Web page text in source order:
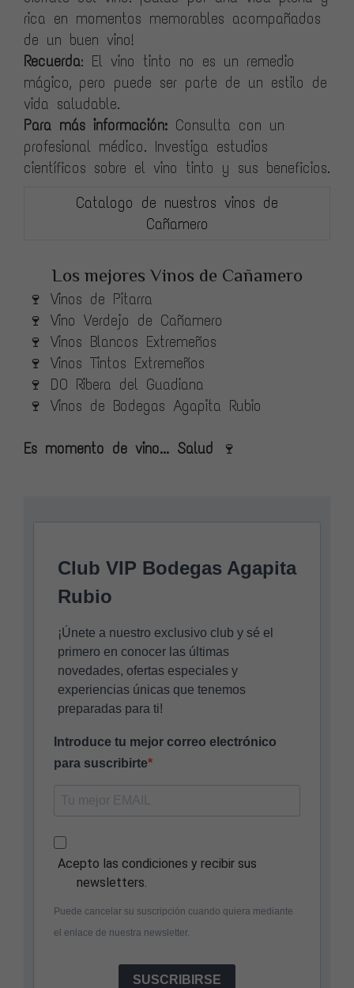
rica en momentos memorables acompañados
de un buen vino!
Recuerda: El vino tinto no es un remedio
mágico, pero puede ser parte de un estilo de
vida saludable.
Para más información: Consulta con un
profesional médico. Investiga estudios
científicos sobre el vino tinto y sus beneficios.
Catalogo de nuestros vinos de
Cañamero
Los mejores Vinos de Cañamero
🍷 Vinos de Pitarra
🍷 Vino Verdejo de Cañamero
🍷 Vinos Blancos Extremeños
🍷 Vinos Tintos Extremeños
🍷 DO Ribera del Guadiana
🍷 Vinos de Bodegas Agapita Rubio
Es momento de vino... Salud 🍷
Club VIP Bodegas Agapita
Rubio
¡Únete a nuestro exclusivo club y sé el
primero en conocer las últimas
novedades, ofertas especiales y
experiencias únicas que tenemos
preparadas para ti!
Introduce tu mejor correo electrónico
para suscribirte
Acepto las condiciones y recibir sus
newsletters.
Puede cancelar su suscripción cuando quiera mediante
el enlace de nuestra newsletter.
SUSCRIBIRSE